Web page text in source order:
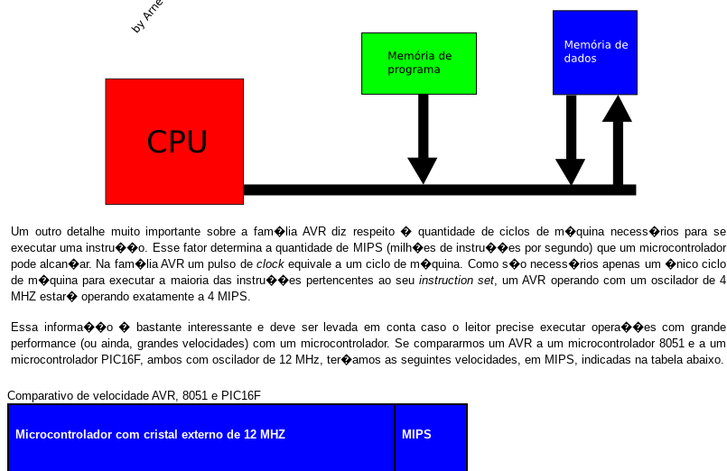
Um outro detalhe muito importante sobre a fam�lia AVRdiz respeito � quantidade de ciclos de m�quina necess�rios para se
executar uma instru��o. Esse fator determina a quantidade de MIPS (milh�es de instru��es por segundo) que um microcontrolador
pode alcan�ar. Na fam�liaAVRum pulso de clockequivale a um ciclo de m�quina. Como s�o necess�rios apenas um �nico ciclo
de m�quina para executar a maioria das instru��es pertencentes ao seuinstruction set, um AVR operando com um oscilador de 4
MHZ estar� operando exatamente a 4 MIPS.
Essa informa��o � bastante interessante e deve ser levada em conta caso o leitor precise executar opera��es com grande
performance (ou ainda, grandes velocidades) com um microcontrolador. Se compararmos umAVR a um microcontrolador 8051 e a um
microcontrolador PIC16F, ambos com oscilador de 12 MHz, ter�amos as seguintes velocidades, em MIPS, indicadas na tabela abaixo.
Comparativo de velocidade AVR, 8051 e PIC16F
Microcontrolador com cristal externo de 12 MHZ MIPS